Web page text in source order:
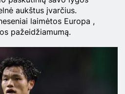
aukštus įvarčius.
laimėtos Europa ,
pažeidžiamumą.